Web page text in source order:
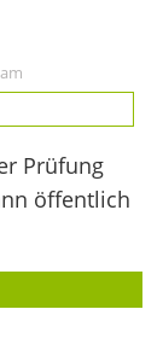
Prüfung
öffentlich